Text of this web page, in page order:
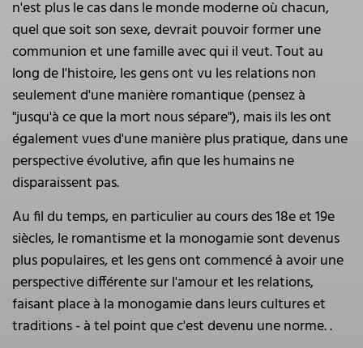
n'est plus le cas dans le monde moderne où chacun,
quel que soit son sexe, devrait pouvoir former une
communion et une famille avec qui il veut. Tout au
long de l'histoire, les gens ont vu les relations non
seulement d'une manière romantique (pensez à
"jusqu'à ce que la mort nous sépare"), mais ils les ont
également vues d'une manière plus pratique, dans une
perspective évolutive, afin que les humains ne
disparaissent pas.
Au fil du temps, en particulier au cours des 18e et 19e
siècles, le romantisme et la monogamie sont devenus
plus populaires, et les gens ont commencé à avoir une
perspective différente sur l'amour et les relations,
faisant place à la monogamie dans leurs cultures et
traditions - à tel point que c'est devenu une norme. .